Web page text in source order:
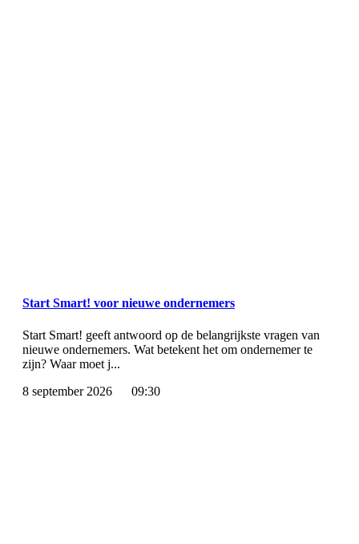
Start Smart! voor nieuwe ondernemers
Start Smart! geeft antwoord op de belangrijkste vragen van
nieuwe ondernemers. Wat betekent het om ondernemer te
zijn? Waar moet j...
8 september 2026
09:30